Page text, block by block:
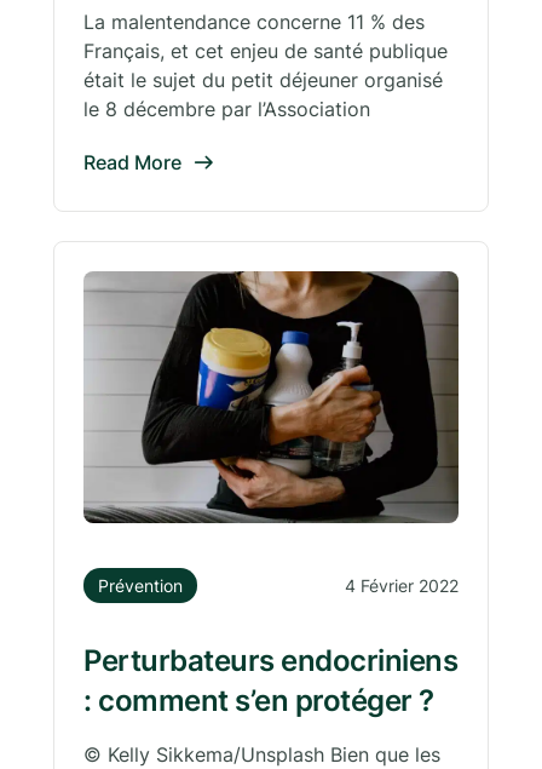
La malentendance concerne 11 % des
Français, et cet enjeu de santé publique
était le sujet du petit déjeuner organisé
le 8 décembre par l’Association
Read More
Prévention 4 Février 2022
Perturbateurs endocriniens
: comment s’en protéger ?
© Kelly Sikkema/Unsplash Bien que les